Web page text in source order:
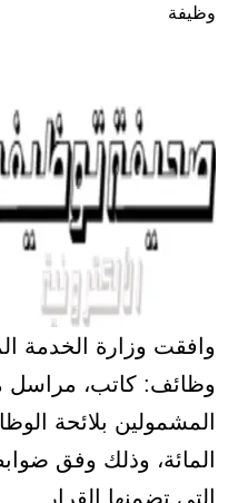
وظيفة
وافقت وزارة الخدمة
وظائف: كاتب، مراسل
المائة، وذلك وفق
التي تضمنها القرار.